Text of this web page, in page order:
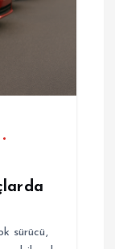
sürücü,